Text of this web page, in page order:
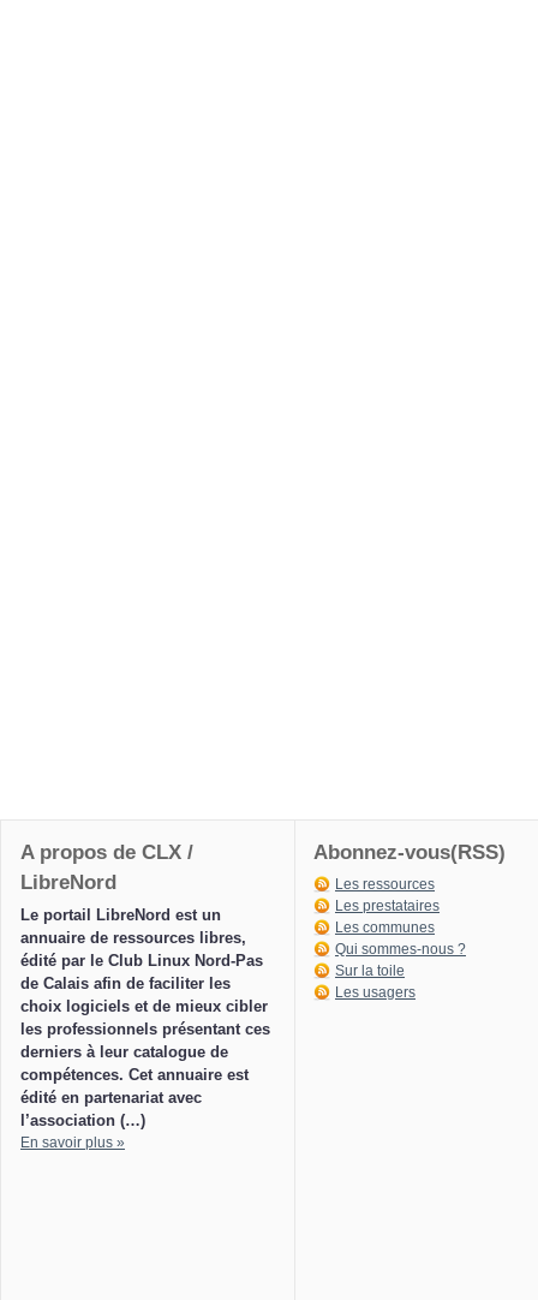
A propos de CLX /
LibreNord
Le portail LibreNord est un
annuaire de ressources libres,
édité par le Club Linux Nord-Pas
de Calais afin de faciliter les
choix logiciels et de mieux cibler
les professionnels présentant ces
derniers à leur catalogue de
compétences. Cet annuaire est
édité en partenariat avec
l’association (…)
En savoir plus »
Abonnez-vous(RSS)
Les ressources
Les prestataires
Les communes
Qui sommes-nous ?
Sur la toile
Les usagers